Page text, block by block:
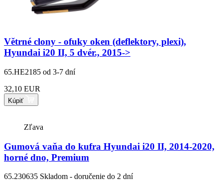
Větrné clony - ofuky oken (deflektory, plexi),
Hyundai i20 II, 5 dvér., 2015->
65.HE2185 od 3-7 dní
32,10 EUR
Kúpiť
Zľava
Gumová vaňa do kufra Hyundai i20 II, 2014-2020,
horné dno, Premium
65.230635 Skladom - doručenie do 2 dní